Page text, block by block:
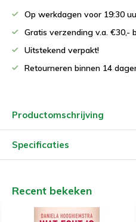
Op werkdagen voor 19:30
Gratis verzending v.a. €30,-
Uitstekend verpakt!
Retourneren binnen 14
Productomschrijving
Specificaties
Recent bekeken